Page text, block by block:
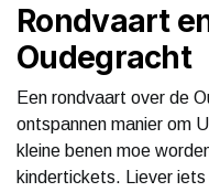
Rondvaart
Oudegracht
Een rondvaart over de
ontspannen manier om
kleine benen moe
kindertickets. Liever